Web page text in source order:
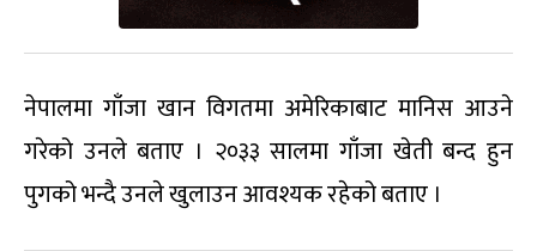
नेपालमा गाँजा खान विगतमा अमेरिकाबाट मानिस आउने
गरेको उनले बताए । २०३३ सालमा गाँजा खेती बन्द हुन
पुगको भन्दै उनले खुलाउन आवश्यक रहेको बताए ।